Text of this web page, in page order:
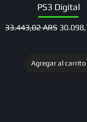
PS3 Digital
Precio
33.443,02 ARS Precio
Agregar al carrito